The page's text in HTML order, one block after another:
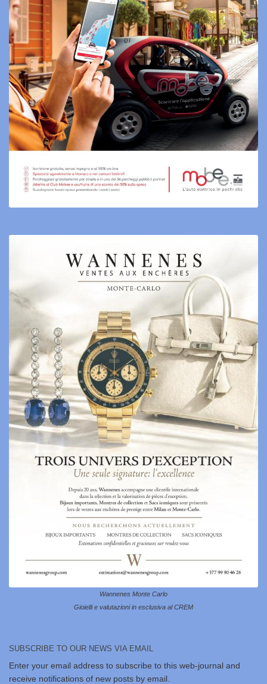
Wannenes Monte Carlo
Gioielli e valutazioni in esclusiva al CREM
SUBSCRIBE TO OUR NEWS VIA EMAIL
Enter your email address to subscribe to this web-journal and
receive notifications of new posts by email.